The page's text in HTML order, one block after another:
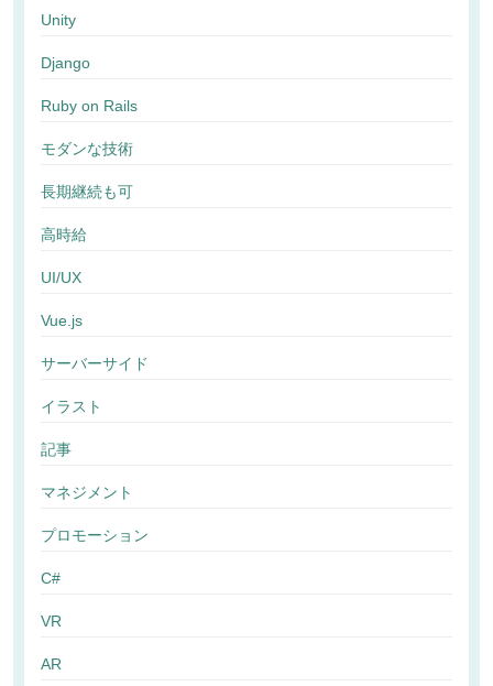
Unity
Django
Ruby on Rails
モダンな技術
長期継続も可
高時給
UI/UX
Vue.js
サーバーサイド
イラスト
記事
マネジメント
プロモーション
C#
VR
AR